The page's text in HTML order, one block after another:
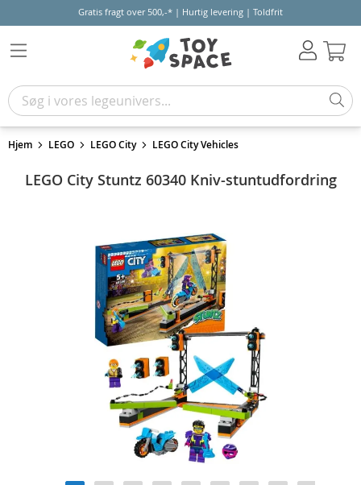
Gratis fragt over 500,-* | Hurtig levering | Toldfrit
Hjem LEGO LEGO City LEGO City Vehicles
LEGO City Stuntz 60340 Kniv-stuntudfordring